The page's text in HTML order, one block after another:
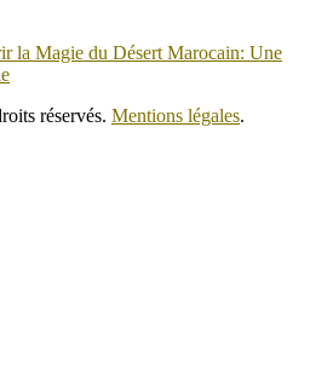
la Magie du Désert Marocain: Une
réservés. Mentions légales.